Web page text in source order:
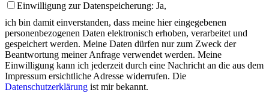
Einwilligung zur Datenspeicherung: Ja,
ich bin damit einverstanden, dass meine hier eingegebenen
personenbezogenen Daten elektronisch erhoben, verarbeitet und
gespeichert werden. Meine Daten dürfen nur zum Zweck der
Beantwortung meiner Anfrage verwendet werden. Meine
Einwilligung kann ich jederzeit durch eine Nachricht an die aus dem
Impressum ersichtliche Adresse widerrufen. Die
Datenschutzerklärung ist mir bekannt.